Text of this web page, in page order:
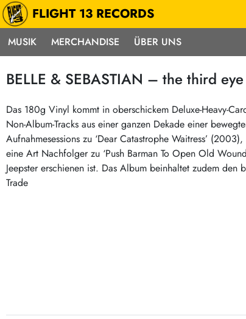
FLIGHT 13 RECORDS
MUSIK
Musik
Alle Neuheiten
Pre-Order
Highlights
Exklusiv & Limitiert
Neu auf Lager
Punk / HC
Hardcore
Emo
Postpunk / New Wave
Punkrock
60s / Garage
MERCHANDISE ÜBER UNS
BELLE & SEBASTIAN – the third
Das 180g Vinyl kommt in oberschickem Deluxe-Heavy-
Non-Album-Tracks aus einer ganzen Dekade einer
Aufnahmesessions zu ‘Dear Catastrophe Waitress’
eine Art Nachfolger zu ‘Push Barman To Open Old
Jeepster erschienen ist. Das Album beinhaltet zudem den
Trade